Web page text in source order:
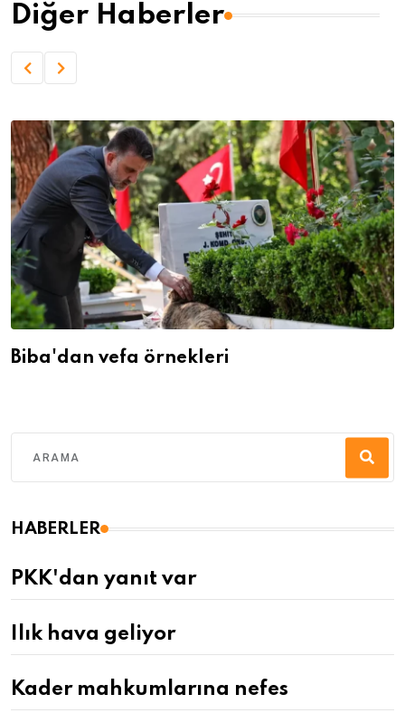
Diğer Haberler
Biba'dan vefa örnekleri
HABERLER
PKK'dan yanıt var
Ilık hava geliyor
Kader mahkumlarına nefes